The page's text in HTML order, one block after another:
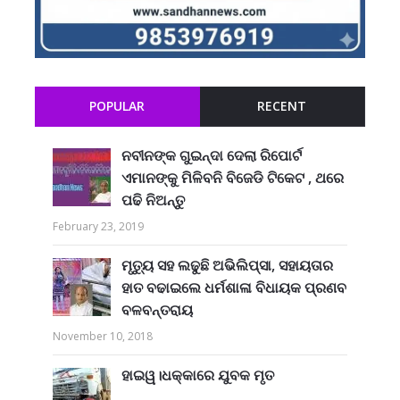
POPULAR RECENT
ନବୀନଙ୍କ ଗୁଇନ୍ଦା ଦେଲା ରିପୋର୍ଟ
ଏମାନଙ୍କୁ ମିଳିବନି ବିଜେଡି ଟିକେଟ , ଥରେ
ପଢି ନିଅନ୍ତୁ
February 23, 2019
ମୃତ୍ୟୁ ସହ ଲଢୁଛି ଅଭିଲିପ୍ସା, ସହାୟତାର
ହାତ ବଢାଇଲେ ଧର୍ମଶାଳା ବିଧାୟକ ପ୍ରଣବ
ବଳବନ୍ତରାୟ
November 10, 2018
ହାଇୱ।ଧକ୍କାରେ ଯୁବକ ମୃତ